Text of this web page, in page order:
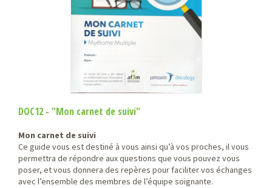
DOC12 - "Mon carnet de suivi"
Mon carnet de suivi
Ce guide vous est destiné à vous ainsi qu’à vos proches, il vous
permettra de répondre aux questions que vous pouvez vous
poser, et vous donnera des repères pour faciliter vos échanges
avec l’ensemble des membres de l’équipe soignante.